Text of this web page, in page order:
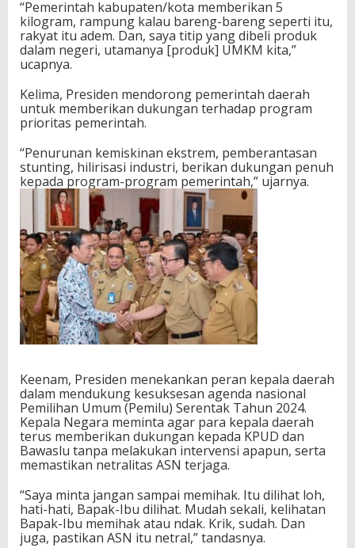
“Pemerintah kabupaten/kota memberikan 5
kilogram, rampung kalau bareng-bareng seperti itu,
rakyat itu adem. Dan, saya titip yang dibeli produk
dalam negeri, utamanya [produk] UMKM kita,”
ucapnya.
Kelima, Presiden mendorong pemerintah daerah
untuk memberikan dukungan terhadap program
prioritas pemerintah.
“Penurunan kemiskinan ekstrem, pemberantasan
stunting, hilirisasi industri, berikan dukungan penuh
kepada program-program pemerintah,” ujarnya.
Keenam, Presiden menekankan peran kepala daerah
dalam mendukung kesuksesan agenda nasional
Pemilihan Umum (Pemilu) Serentak Tahun 2024.
Kepala Negara meminta agar para kepala daerah
terus memberikan dukungan kepada KPUD dan
Bawaslu tanpa melakukan intervensi apapun, serta
memastikan netralitas ASN terjaga.
“Saya minta jangan sampai memihak. Itu dilihat loh,
hati-hati, Bapak-Ibu dilihat. Mudah sekali, kelihatan
Bapak-Ibu memihak atau ndak. Krik, sudah. Dan
juga, pastikan ASN itu netral,” tandasnya.